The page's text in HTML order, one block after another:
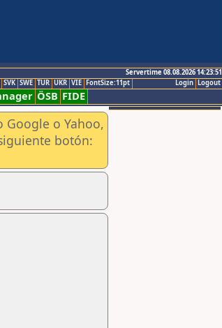
Servertime 08.08.2026 14:23:51
Logout
Login
SVK SWE TUR UKR VIE FontSize:11pt
ÖSB FIDE
Google o Yahoo,
botón: